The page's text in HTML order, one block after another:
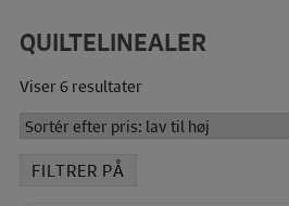
QUILTELINEALER
Viser 6 resultaterSorteret
efter
pris:
FILTRER PÅ